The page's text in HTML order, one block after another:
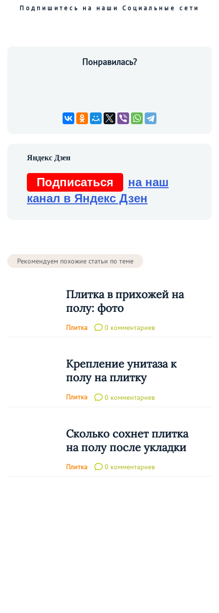
Подпишитесь на наши Социальные сети
Понравилась?
Подписаться
на наш
канал в Яндекс Дзен
Рекомендуем похожие статьи по теме
Плитка в прихожей на
полу: фото
Плитка 0 комментариев
Крепление унитаза к
полу на плитку
Плитка 0 комментариев
Сколько сохнет плитка
на полу после укладки
Плитка 0 комментариев